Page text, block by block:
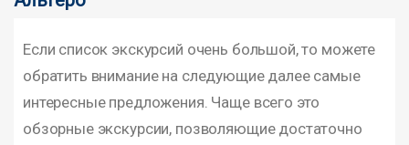
Если список экскурсий очень большой, то можете
обратить внимание на следующие далее самые
интересные предложения. Чаще всего это
обзорные экскурсии, позволяющие достаточно